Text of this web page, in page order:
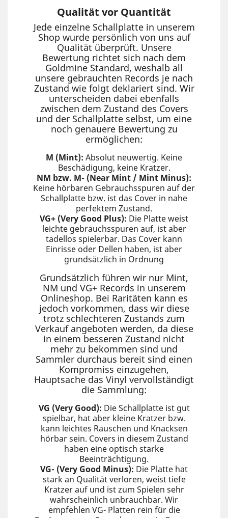
Qualität vor Quantität
Jede einzelne Schallplatte in unserem
Shop wurde persönlich von uns auf
Qualität überprüft. Unsere
Bewertung richtet sich nach dem
Goldmine Standard, weshalb all
unsere gebrauchten Records je nach
Zustand wie folgt deklariert sind. Wir
unterscheiden dabei ebenfalls
zwischen dem Zustand des Covers
und der Schallplatte selbst, um eine
noch genauere Bewertung zu
ermöglichen:
M (Mint): Absolut neuwertig. Keine
Beschädigung, keine Kratzer.
NM bzw. M- (Near Mint / Mint Minus):
Keine hörbaren Gebrauchsspuren auf der
Schallplatte bzw. ist das Cover in nahe
perfektem Zustand.
VG+ (Very Good Plus): Die Platte weist
leichte gebrauchsspuren auf, ist aber
tadellos spielerbar. Das Cover kann
Einrisse oder Dellen haben, ist aber
grundsätzlich in Ordnung
Grundsätzlich führen wir nur Mint,
NM und VG+ Records in unserem
Onlineshop. Bei Raritäten kann es
jedoch vorkommen, dass wir diese
trotz schlechteren Zustands zum
Verkauf angeboten werden, da diese
in einem besseren Zustand nicht
mehr zu bekommen sind und
Sammler durchaus bereit sind einen
Kompromiss einzugehen,
Hauptsache das Vinyl vervollständigt
die Sammlung:
VG (Very Good): Die Schallplatte ist gut
spielbar, hat aber kleine Kratzer bzw.
kann leichtes Rauschen und Knacksen
hörbar sein. Covers in diesem Zustand
haben eine optisch starke
Beeinträchtigung.
VG- (Very Good Minus): Die Platte hat
stark an Qualität verloren, weist tiefe
Kratzer auf und ist zum Spielen sehr
wahrscheinlich unbrauchbar. Wir
empfehlen VG- Platten rein für die